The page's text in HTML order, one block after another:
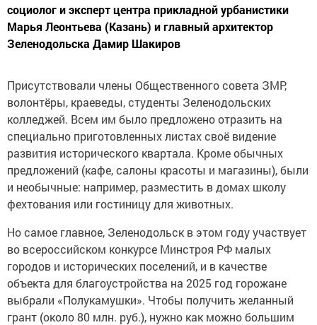
социолог и эксперт центра прикладной урбанистики
Марья Леонтьева (Казань) и главный архитектор
Зеленодольска Дамир Шакиров
Присутствовали члены Общественного совета ЗМР,
волонтёры, краеведы, студенты Зеленодольских
колледжей. Всем им было предложено отразить на
специально приготовленных листах своё видение
развития исторического квартала. Кроме обычных
предложений (кафе, салоны красоты и магазины), были
и необычные: например, разместить в домах школу
фехтования или гостиницу для животных.
Но самое главное, Зеленодольск в этом году участвует
во всероссийском конкурсе Минстроя РФ малых
городов и исторических поселений, и в качестве
объекта для благоустройства на 2025 год горожане
выбрали «Полукамушки». Чтобы получить желанный
грант (около 80 млн. руб.), нужно как можно большим